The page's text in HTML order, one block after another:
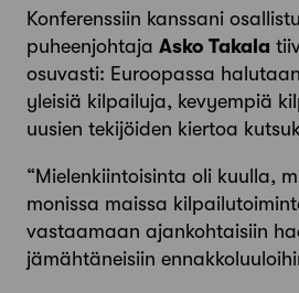
Konferenssiin kanssani
puheenjohtaja Asko Takala
osuvasti: Euroopassa
yleisiä kilpailuja, kevyempiä
uusien tekijöiden kiertoa
“Mielenkiintoisinta oli kuulla,
monissa maissa
vastaamaan ajankohtaisiin
jämähtäneisiin